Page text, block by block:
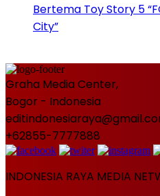
Bertema Toy Story 5
City”
Graha Media Center,
Bogor - Indonesia
+62855-7777888
INDONESIA RAYA MEDIA